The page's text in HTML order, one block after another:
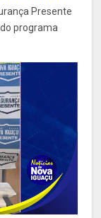
Presente
programa